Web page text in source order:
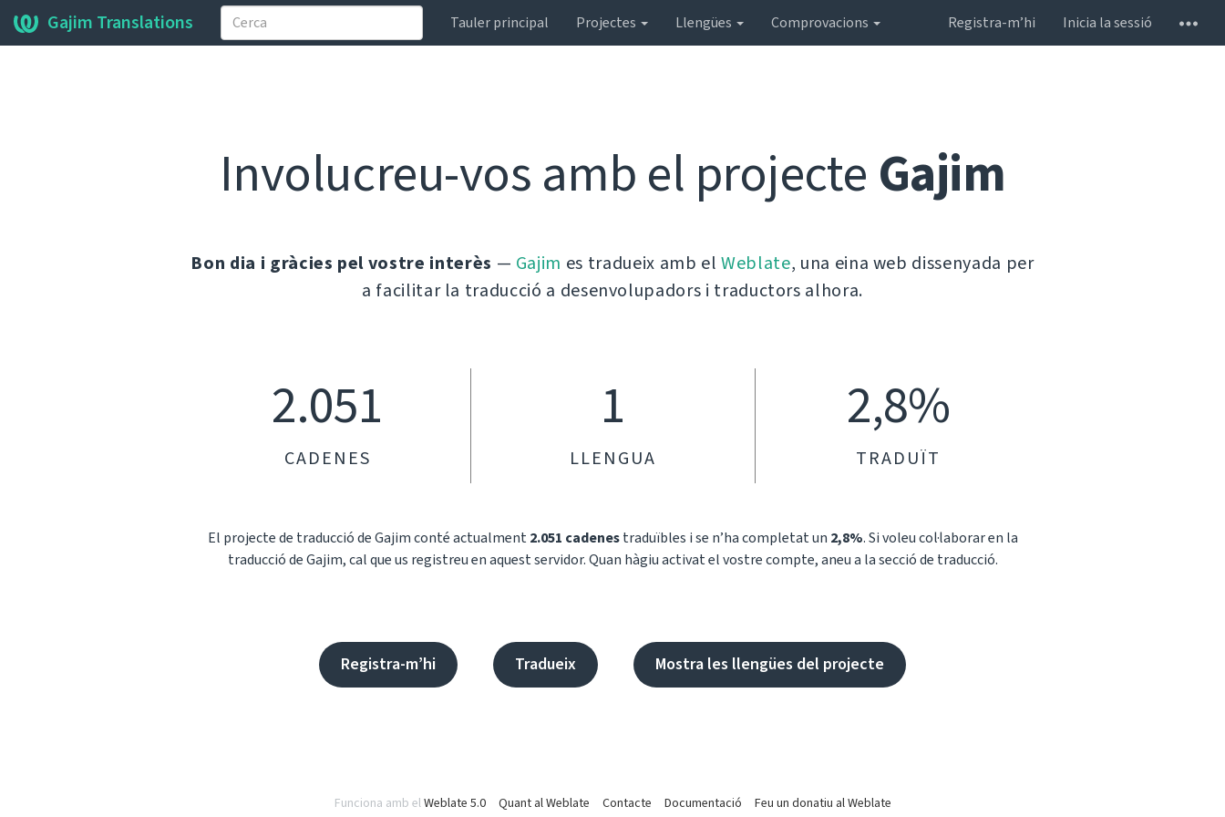
Gajim Translations Tauler principal Projectes Llengües Comprovacions Registra-m’hi Inicia la sessió
Involucreu-vos amb el projecte Gajim
Bon dia i gràcies pel vostre interès — Gajim es tradueix amb elWeblate, una eina web dissenyada per
a facilitar la traducció a desenvolupadors i traductors alhora.
2.051
CADENES
1
LLENGUA
2,8%
TRADUÏT
El projecte de traducció de Gajim conté actualment2.051 cadenestraduïbles i se n’ha completat un 2,8%. Si voleu col·laborar en la
traducció de Gajim, cal que us registreu en aquest servidor. Quan hàgiu activat el vostre compte, aneu a la secció de traducció.
Registra-m’hi Tradueix Mostra les llengües del projecte
Funciona amb elWeblate 5.0 Quant al Weblate Contacte Documentació Feu un donatiu al Weblate